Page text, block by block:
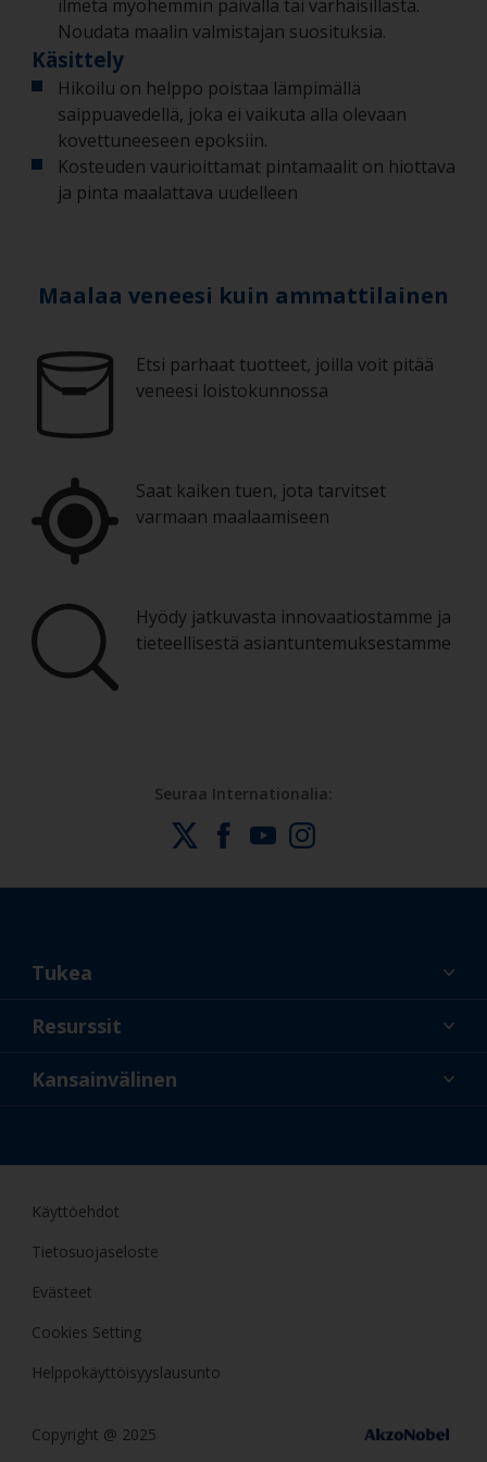
ilmetä myöhemmin päivällä tai varhaisillasta.
Noudata maalin valmistajan suosituksia.
Käsittely
Hikoilu on helppo poistaa lämpimällä
saippuavedellä, joka ei vaikuta alla olevaan
kovettuneeseen epoksiin.
Kosteuden vaurioittamat pintamaalit on hiottava
ja pinta maalattava uudelleen
Maalaa veneesi kuin ammattilainen
Etsi parhaat tuotteet, joilla voit pitää
veneesi loistokunnossa
Saat kaiken tuen, jota tarvitset
varmaan maalaamiseen
Hyödy jatkuvasta innovaatiostamme ja
tieteellisestä asiantuntemuksestamme
Seuraa Internationalia:
Tukea
Tietoa meistä
Resurssit
Uusi
Kansainvälinen
Käyttöehdot
Tietosuojaseloste
Evästeet
Cookies Setting
Helppokäyttöisyyslausunto
Copyright @ 2025